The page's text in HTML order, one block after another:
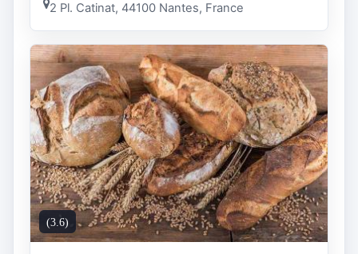
2 Pl. Catinat, 44100 Nantes, France
(3.6)